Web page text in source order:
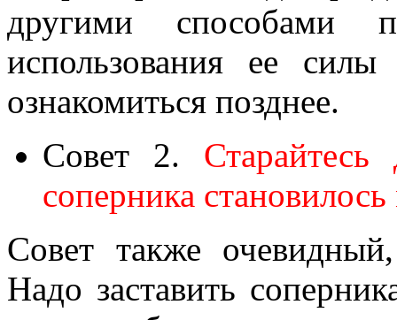
другими способами
использования ее
ознакомиться позднее.
Совет 2.
соперника
Совет также
Надо заставить